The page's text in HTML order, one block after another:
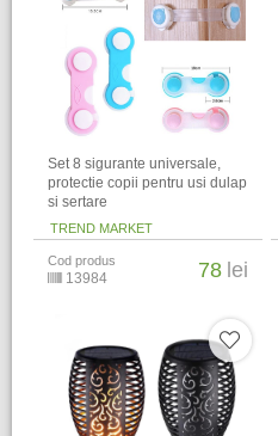
Set 8 sigurante universale,
protectie copii pentru usi dulap
si sertare
TREND MARKET
Cod produs
13984 78 lei